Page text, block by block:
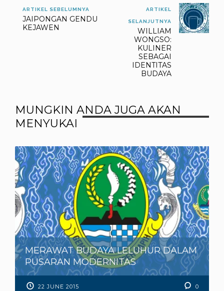
ARTIKEL SEBELUMNYA
JAIPONGAN GENDU
KEJAWEN
ARTIKEL
SELANJUTNYA
WILLIAM
WONGSO:
KULINER
SEBAGAI
IDENTITAS
BUDAYA
MUNGKIN ANDA JUGA AKAN
MENYUKAI
MERAWAT BUDAYA LELUHUR DALAM
PUSARAN MODERNITAS
22 JUNE 2015 0